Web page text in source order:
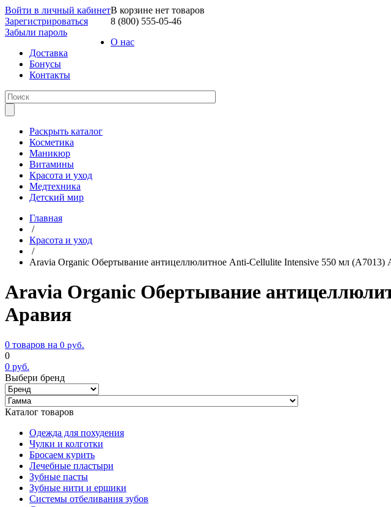
Войти в личный кабинет
Зарегистрироваться
Забыли пароль
В корзине нет товаров
8 (800) 555-05-46
О нас
Доставка
Бонусы
Контакты
Раскрыть каталог
Косметика
Маникюр
Витамины
Красота и уход
Медтехника
Детский мир
Главная
/
Красота и уход
/
Aravia Organic Обертывание антицеллюлитное Anti-Cellulite Intensive 550 мл (А7013)
Aravia Organic Обертывание
Аравия
0 товаров на 0 руб.
0
0 руб.
Выбери бренд
Каталог товаров
Одежда для похудения
Чулки и колготки
Бросаем курить
Лечебные пластыри
Зубные пасты
Зубные нити и ершики
Системы отбеливания зубов